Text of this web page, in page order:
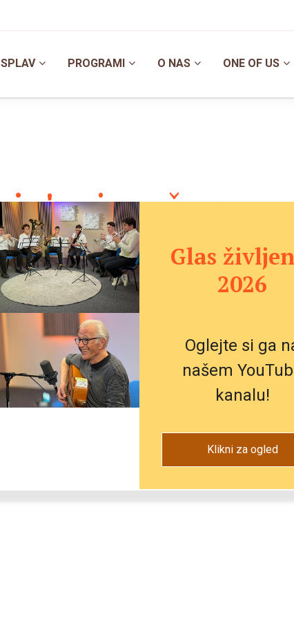
SPLAV PROGRAMI O NAS ONE OF US
je začasno
zaprta. Hvala za vaše razumevanje. Kmalu
Glas
2026
Oglejte si ga
našem
kanalu!
Klikni za ogled